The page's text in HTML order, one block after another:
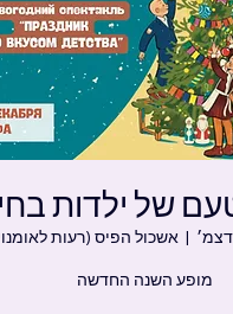
של ילדות
  |
אשכול הפיס (רעות
מופע השנה החדשה